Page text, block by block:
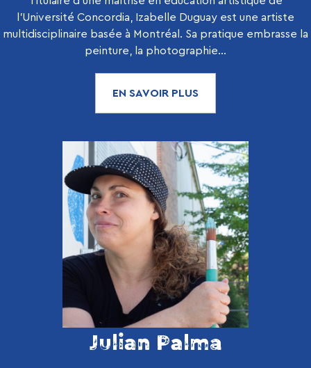
l’Université Concordia, Izabelle Duguay est une artiste
multidisciplinaire basée à Montréal. Sa pratique embrasse la
peinture, la photographie...
EN SAVOIR PLUS
Julian Palma